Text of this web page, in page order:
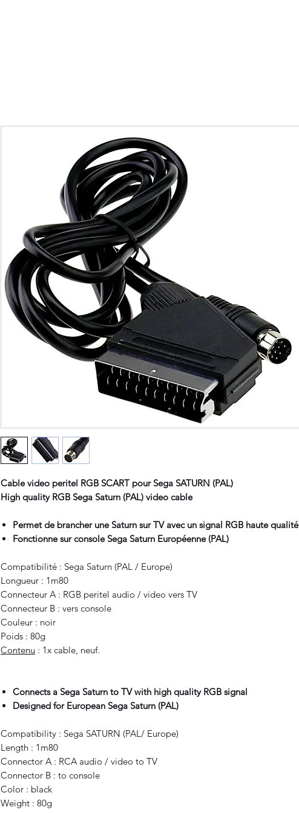
Cable video peritel RGB SCART pour Sega SATURN (PAL)
High quality RGB Sega Saturn (PAL) video cable
Permet de brancher une Saturn sur TV avec un signal RGB haute qualité
Fonctionne sur console Sega Saturn Européenne (PAL)
Compatibilité : Sega Saturn (PAL / Europe)
Longueur : 1m80
Connecteur A : RGB peritel audio / video vers TV
Connecteur B : vers console
Couleur : noir
Poids : 80g
Contenu : 1x cable, neuf.
Connects a Sega Saturn to TV with high quality RGB signal
Designed for European Sega Saturn (PAL)
Compatibility : Sega SATURN (PAL/ Europe)
Length : 1m80
Connector A : RCA audio / video to TV
Connector B : to console
Color : black
Weight : 80g